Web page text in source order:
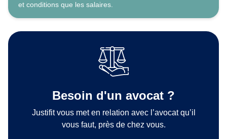
et conditions que les salaires.
Besoin d'un avocat ?
Justifit vous met en relation avec l’avocat qu’il
vous faut, près de chez vous.